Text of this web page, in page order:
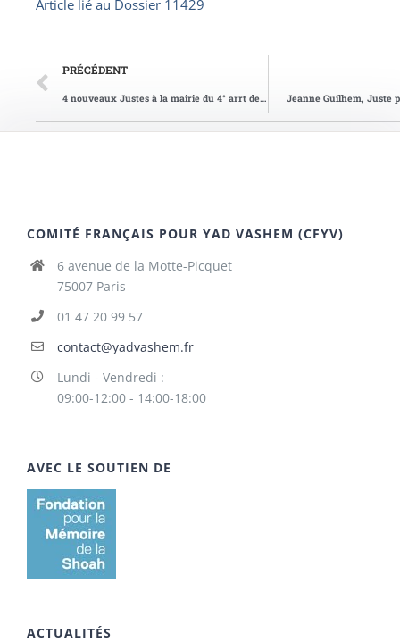
Article lié au Dossier 11429
PRÉCÉDENT
4 nouveaux Justes à la mairie du 4° arrt de Paris Jeanne Guilhem, Juste
COMITÉ FRANÇAIS POUR YAD VASHEM (CFYV)
6 avenue de la Motte-Picquet
75007 Paris
01 47 20 99 57
contact@yadvashem.fr
Lundi - Vendredi :
09:00-12:00 - 14:00-18:00
AVEC LE SOUTIEN DE
ACTUALITÉS